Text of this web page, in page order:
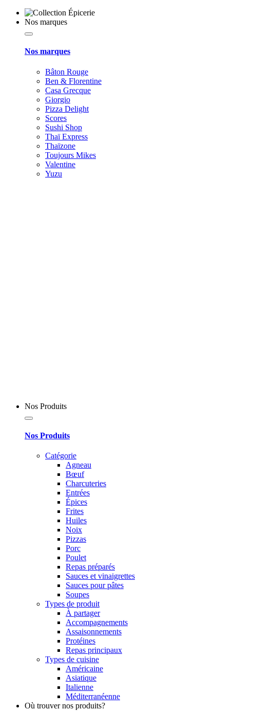
Nos marques
Nos marques
Bâton Rouge
Ben & Florentine
Casa Grecque
Giorgio
Pizza Delight
Scores
Sushi Shop
Thaï Express
Thaïzone
Toujours Mikes
Valentine
Yuzu
Nos Produits
Nos Produits
Catégorie
Agneau
Bœuf
Charcuteries
Entrées
Épices
Frites
Huiles
Noix
Pizzas
Porc
Poulet
Repas préparés
Sauces et vinaigrettes
Sauces pour pâtes
Soupes
Types de produit
À partager
Accompagnements
Assaisonnements
Protéines
Repas principaux
Types de cuisine
Américaine
Asiatique
Italienne
Méditerranéenne
Où trouver nos produits?